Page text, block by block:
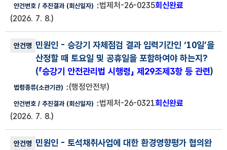
법제처-26-0235회신완료
(2026. 7. 8.)
민원인 - 승강기 자체점검 결과 입력기간인 ‘10일’을
산정할 때 토요일 및 공휴일을 포함하여야 하는지?
(「승강기 안전관리법 시행령」 제29조제3항 등 관련)
(행정안전부)
법제처-26-0321회신완료
(2026. 7. 8.)
민원인 - 토석채취사업에 대한 환경영향평가 협의완